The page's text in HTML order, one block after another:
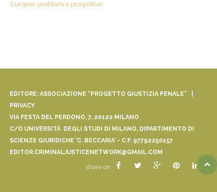
Europea: problemi e prospettive
EDITORE: ASSOCIAZIONE “PROGETTO GIUSTIZIA PENALE” |
PRIVACY
VIA FESTA DEL PERDONO, 7, 20122 MILANO
C/O UNIVERSITÀ DEGLI STUDI DI MILANO, DIPARTIMENTO DI
SCIENZE GIURIDICHE 'C. BECCARIA' - C.F. 97792250157
EDITOR.CRIMINALJUSTICENETWORK@GMAIL.COM
share on